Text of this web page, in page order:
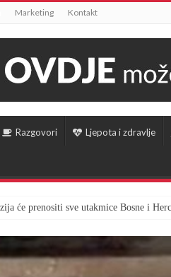
Marketing Kontakt
Razgovori Ljepota i zdravlje
će prenositi sve utakmice Bosne i